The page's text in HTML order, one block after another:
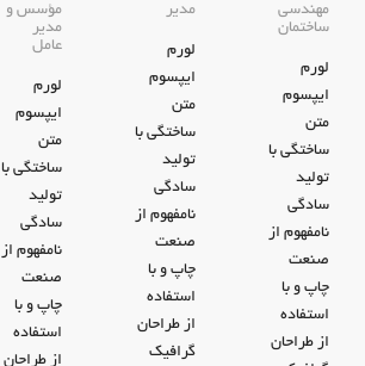
مؤسس و
مدیر
عامل
لورم
ایپسوم
متن
ساختگی با
تولید
سادگی
نامفهوم از
صنعت
چاپ و با
استفاده
از طراحان
مدیر
لورم
ایپسوم
متن
ساختگی با
تولید
سادگی
نامفهوم از
صنعت
چاپ و با
استفاده
از طراحان
گرافیک
مهندسی
ساختمان
لورم
ایپسوم
متن
ساختگی با
تولید
سادگی
نامفهوم از
صنعت
چاپ و با
استفاده
از طراحان